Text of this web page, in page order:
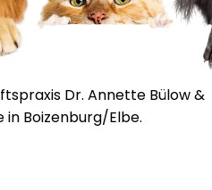
Dr. Annette Bülow &
in Boizenburg/Elbe.